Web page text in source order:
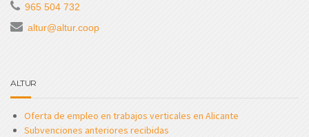
965 504 732
altur@altur.coop
ALTUR
Oferta de empleo en trabajos verticales en Alicante
Subvenciones anteriores recibidas